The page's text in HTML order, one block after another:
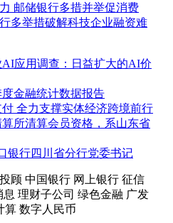
邮储银行多措并举促消费
多举措破解科技企业融资难
应用调查：日益扩大的AI价
金融统计数据报告
全力支撑实体经济跨境前行
所清算会员资格，系山东省
银行四川省分行党委书记
投顾 中国银行 网上银行 征信
息 理财子公司 绿色金融 广发
算 数字人民币